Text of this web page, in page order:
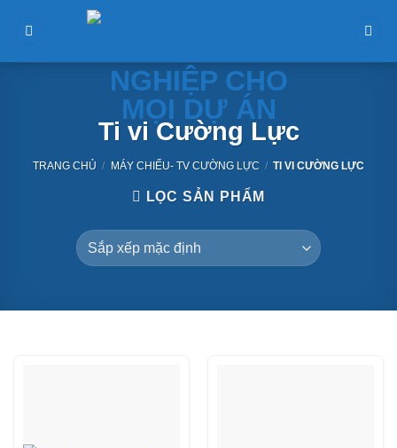
Ti vi Cường Lực
TRANG CHỦ / MÁY CHIẾU- TV CƯỜNG LỰC / TI VI CƯỜNG LỰC
LỌC SẢN PHẨM